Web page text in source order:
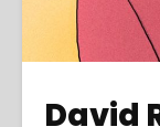
David